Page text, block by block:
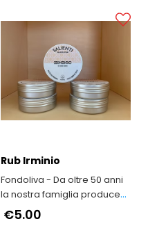
Rub Irminio
Fondoliva - Da oltre 50 anni
la nostra famiglia produce
Olio Extravergine d'Oliva
€5.00